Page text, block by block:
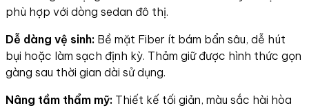
phù hợp với dòng sedan đô thị.
Dễ dàng vệ sinh: Bề mặt Fiber ít bám bẩn sâu, dễ hút
bụi hoặc làm sạch định kỳ. Thảm giữ được hình thức gọn
gàng sau thời gian dài sử dụng.
Nâng tầm thẩm mỹ: Thiết kế tối giản, màu sắc hài hòa